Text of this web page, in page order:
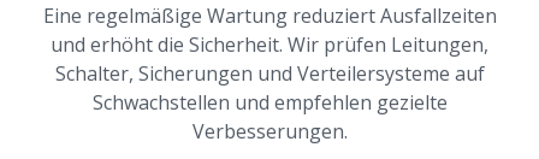
Eine regelmäßige Wartung reduziert Ausfallzeiten
und erhöht die Sicherheit. Wir prüfen Leitungen,
Schalter, Sicherungen und Verteilersysteme auf
Schwachstellen und empfehlen gezielte
Verbesserungen.